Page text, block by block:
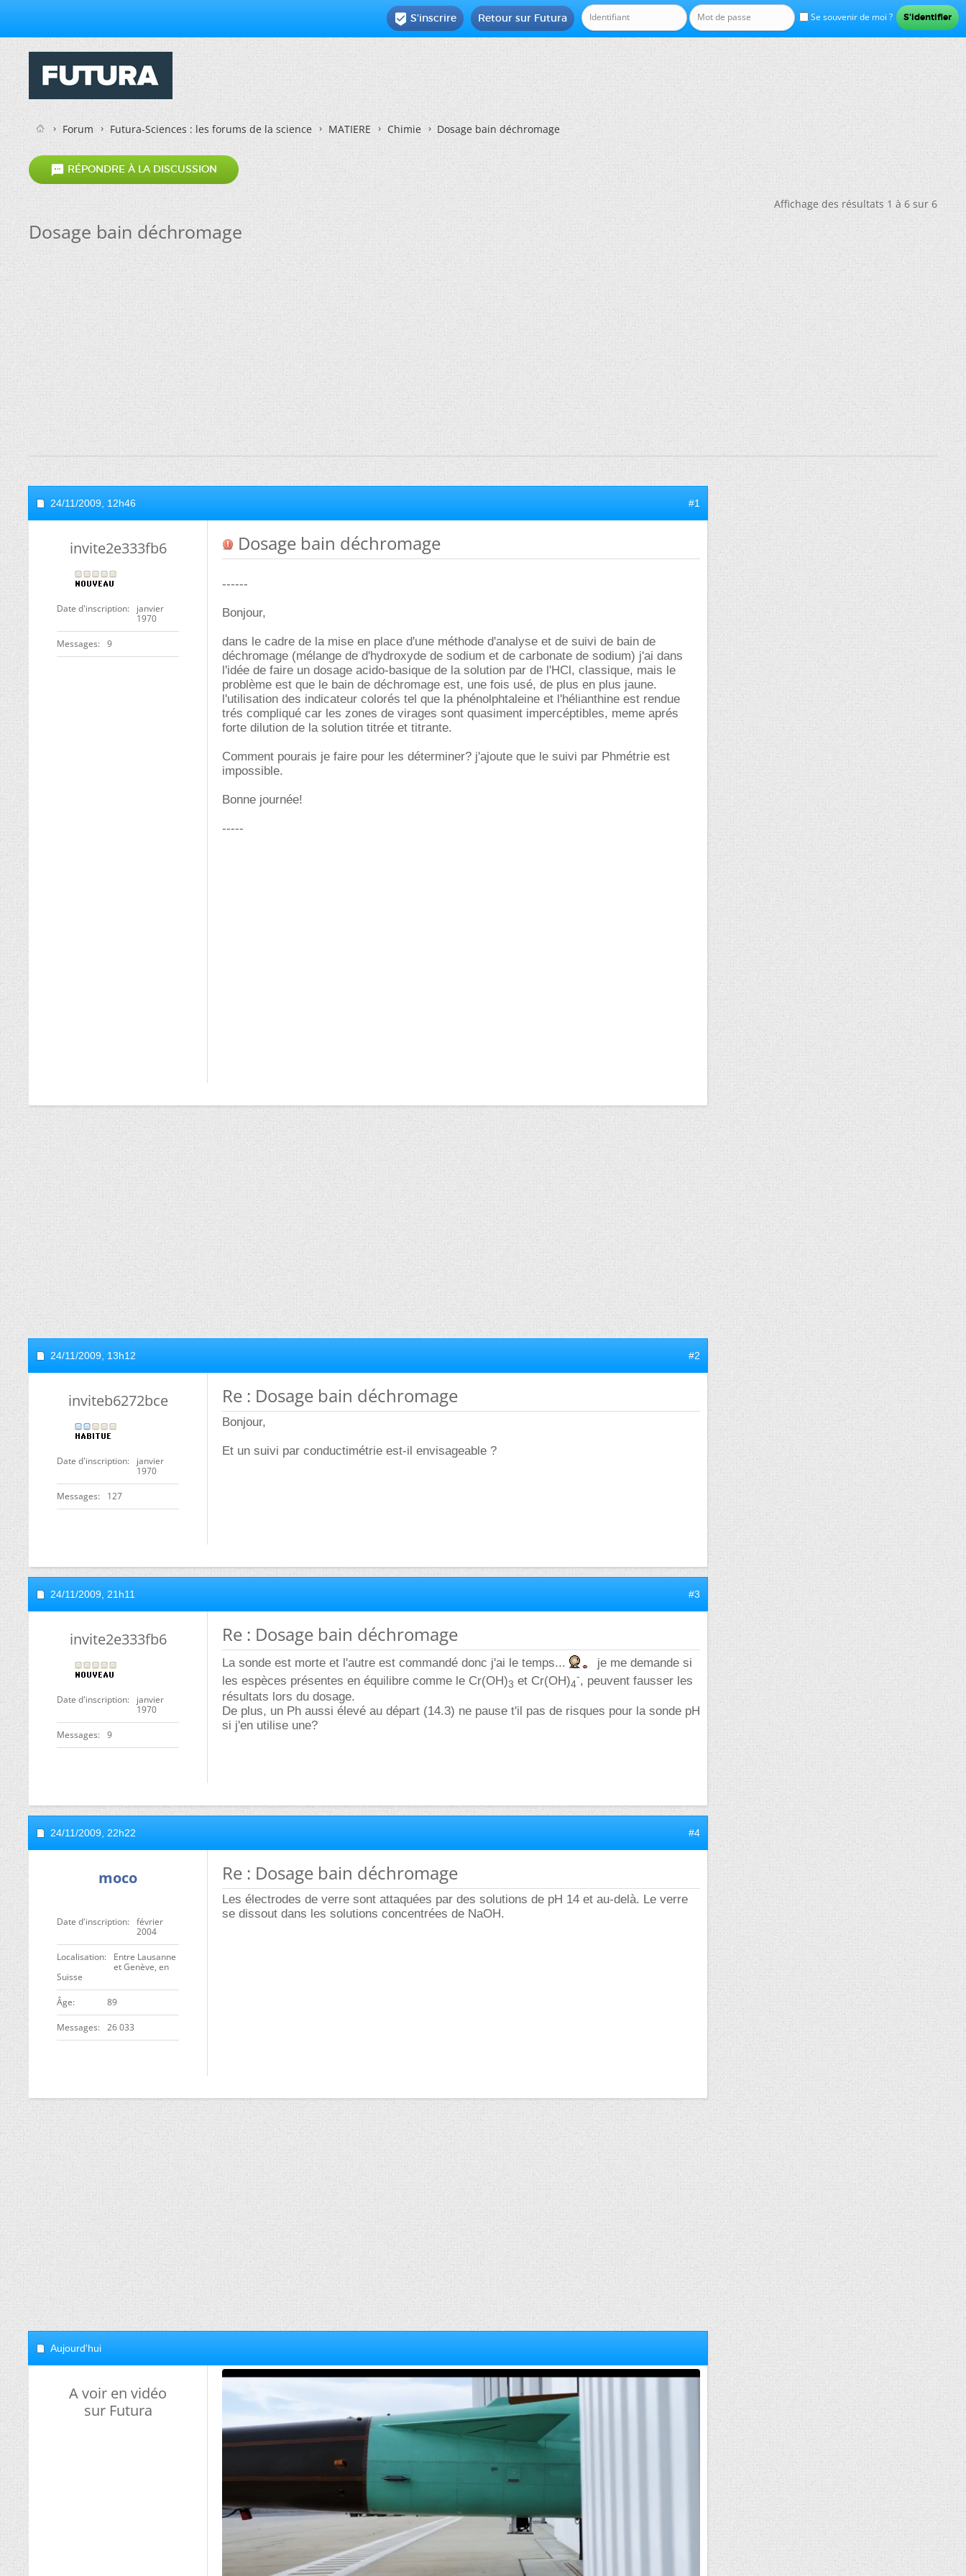
Se souvenir de moi ?
Retour sur Futura
 S'inscrire
Forum Futura-Sciences : les forums de la science MATIERE Chimie Dosage bain déchromage
 RÉPONDRE À LA DISCUSSION
Affichage des résultats 1 à 6 sur 6
Dosage bain déchromage
24/11/2009, 12h46 #1
invite2e333fb6
Date d'inscription
janvier
1970
Messages 9
Dosage bain déchromage
------
Bonjour,
dans le cadre de la mise en place d'une méthode d'analyse et de suivi de bain de
déchromage (mélange de d'hydroxyde de sodium et de carbonate de sodium) j'ai dans
l'idée de faire un dosage acido-basique de la solution par de l'HCl, classique, mais le
problème est que le bain de déchromage est, une fois usé, de plus en plus jaune.
l'utilisation des indicateur colorés tel que la phénolphtaleine et l'hélianthine est rendue
trés compliqué car les zones de virages sont quasiment impercéptibles, meme aprés
forte dilution de la solution titrée et titrante.
Comment pourais je faire pour les déterminer? j'ajoute que le suivi par Phmétrie est
impossible.
Bonne journée!
-----
24/11/2009, 13h12 #2
inviteb6272bce
Date d'inscription
janvier
1970
Messages 127
Re : Dosage bain déchromage
Bonjour,
Et un suivi par conductimétrie est-il envisageable ?
24/11/2009, 21h11 #3
invite2e333fb6
Date d'inscription
janvier
1970
Messages 9
Re : Dosage bain déchromage
La sonde est morte et l'autre est commandé donc j'ai le temps...
je me demande si
les espèces présentes en équilibre comme le Cr(OH)3 et Cr(OH)4
-, peuvent fausser les
résultats lors du dosage.
De plus, un Ph aussi élevé au départ (14.3) ne pause t'il pas de risques pour la sonde pH
si j'en utilise une?
24/11/2009, 22h22 #4
moco
Date d'inscription
février
2004
Localisation
Entre Lausanne
et Genève, en
Suisse
ge 89
Messages 26 033
Re : Dosage bain déchromage
Les électrodes de verre sont attaquées par des solutions de pH 14 et au-delà. Le verre
se dissout dans les solutions concentrées de NaOH.
Aujourd'hui
A voir en vidéo
sur Futura